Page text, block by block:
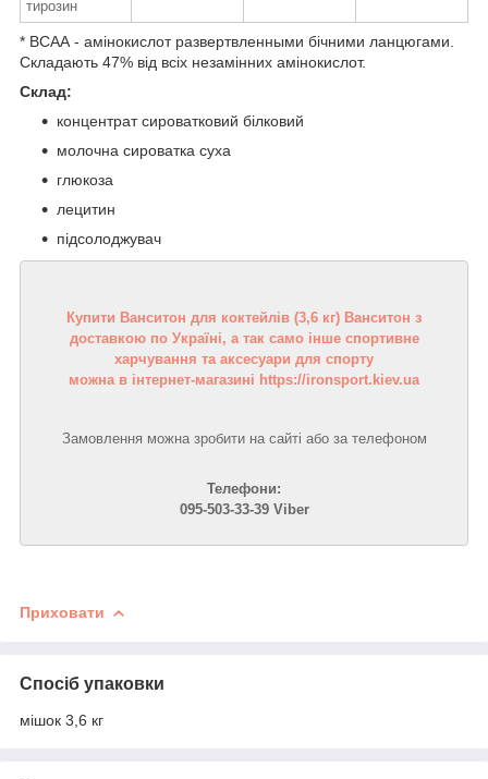
тирозин
* ВСАА - амінокислот развертвленными бічними ланцюгами.
Складають 47% від всіх незамінних амінокислот.
Склад:
концентрат сироватковий білковий
молочна сироватка суха
глюкоза
лецитин
підсолоджувач
Купити Ванситон для коктейлів (3,6 кг) Ванситон з
доставкою по Україні, а так само інше спортивне
харчування та аксесуари для спорту
можна в інтернет-магазині https://ironsport.kiev.ua
Замовлення можна зробити на сайті або за телефоном
Телефони:
095-503-33-39 Viber
Приховати
Спосіб упаковки
мішок 3,6 кг